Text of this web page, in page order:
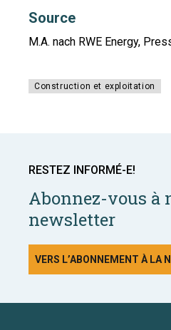
Source
M.A. nach RWE Energy,
Construction et exploitation
RESTEZ INFORMÉ-E!
Abonnez-vous à
newsletter
VERS L’ABONNEMENT À LA